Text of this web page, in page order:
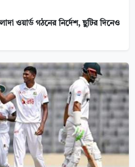
ওয়ার্ড গঠনের নির্দেশ, ছুটির দিনেও